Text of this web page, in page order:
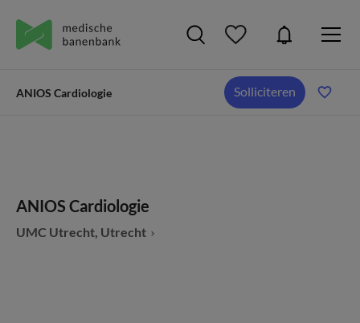
ANIOS Cardiologie Solliciteren
ANIOS Cardiologie
UMC Utrecht, Utrecht